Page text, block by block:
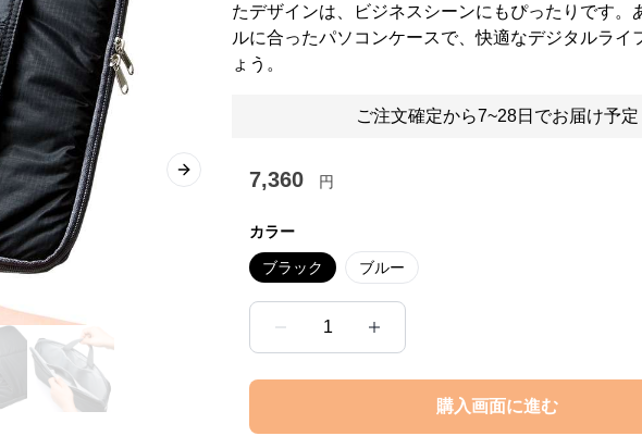
Next slide
たデザインは、ビジネスシーンにもぴったりです。
ルに合ったパソコンケースで、快適なデジタルライ
ょう。
ご注文確定から7~28日でお届け予定
7,360 円
カラー
ブラック ブルー
1
購入画面に進む